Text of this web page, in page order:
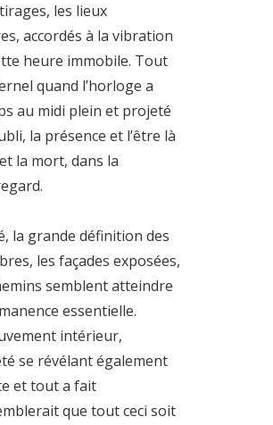
les lieux
accordés à la vibration
heure immobile. Tout
quand l’horloge a
au midi plein et projeté
la présence et l’être là
la mort, dans la
la grande définition des
les façades exposées,
semblent atteindre
essentielle.
intérieur,
se révélant également
et tout a fait
que tout ceci soit